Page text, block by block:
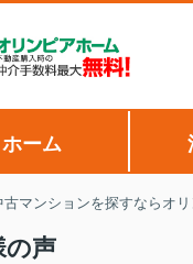
ホーム
古マンションを探すならオ
の声